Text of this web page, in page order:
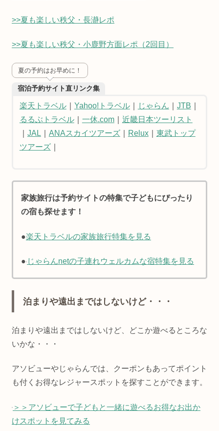
>>夏も楽しい秩父・長瀞レポ
>>夏も楽しい秩父・小鹿野方面レポ（2回目）
夏の予約はお早めに！
宿泊予約サイト直リンク集
楽天トラベル｜ Yahoo!トラベル｜ じゃらん JTB
るるぶトラベル｜ 一休.com｜ 近畿日本ツーリスト
JAL ANAスカイツアーズ｜ Relux｜ 東武トップ
ツアーズ｜
家族旅行は予約サイトの特集で子どもにぴったり
の宿も探せます！
●楽天トラベルの家族旅行特集を見る
● じゃらんnetの子連れウェルカムな宿特集を見る
泊まりや遠出まではしないけど・・・
泊まりや遠出まではしないけど、どこか遊べるところな
いかな・・・
アソビューやじゃらんでは、クーポンもあってポイント
も付くお得なレジャースポットを探すことができます。
＞＞アソビューで子どもと一緒に遊べるお得なお出か
けスポットを見てみる